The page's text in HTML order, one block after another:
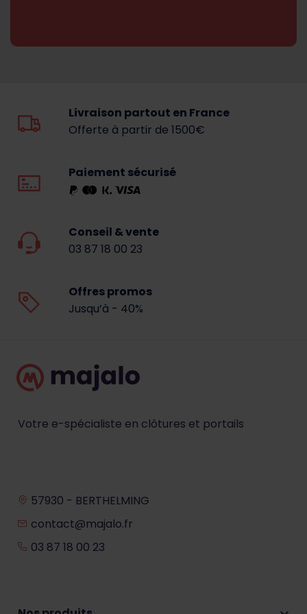
Livraison partout en France
Offerte à partir de 1500€
Paiement sécurisé
Conseil & vente
03 87 18 00 23
Offres promos
Jusqu’à - 40%
Votre e-spécialiste en clôtures et portails
57930 - BERTHELMING
contact@majalo.fr
03 87 18 00 23